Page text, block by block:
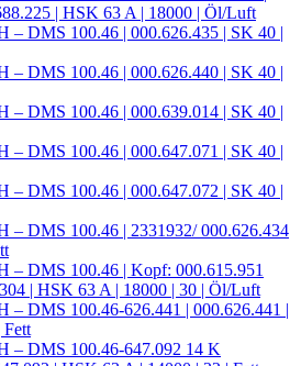
| HSK 63 A | 18000 | Öl/Luft
– DMS 100.46 | 000.626.435 | SK 40 |
– DMS 100.46 | 000.626.440 | SK 40 |
– DMS 100.46 | 000.639.014 | SK 40 |
– DMS 100.46 | 000.647.071 | SK 40 |
– DMS 100.46 | 000.647.072 | SK 40 |
– DMS 100.46 | 2331932/ 000.626.434
– DMS 100.46 | Kopf: 000.615.951
| HSK 63 A | 18000 | 30 | Öl/Luft
– DMS 100.46-626.441 | 000.626.441 |
Fett
– DMS 100.46-647.092 14 K